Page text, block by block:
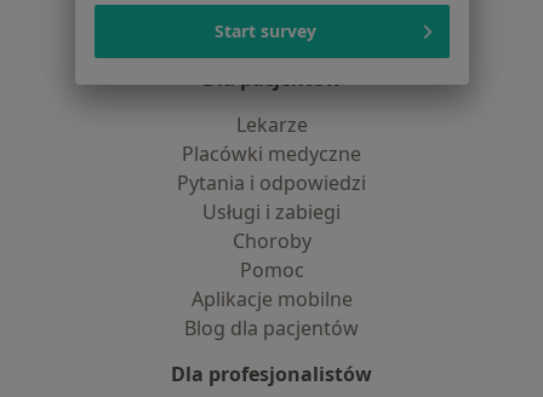
Kontakt
Dla pacjentów
Lekarze
Placówki medyczne
Pytania i odpowiedzi
Usługi i zabiegi
Choroby
Pomoc
Aplikacje mobilne
Blog dla pacjentów
Dla profesjonalistów
Start survey